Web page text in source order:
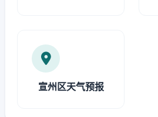
宣州区天气预报